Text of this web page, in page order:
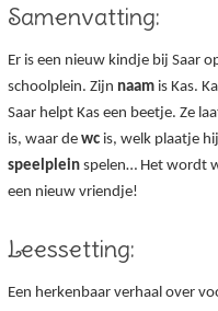
Samenvatting:
Er is een nieuw kindje bij Saar
schoolplein. Zijn naam is Kas.
Saar helpt Kas een beetje. Ze
is, waar de wc is, welk plaatje
speelplein spelen… Het wordt
een nieuw vriendje!
Leessetting:
Een herkenbaar verhaal over